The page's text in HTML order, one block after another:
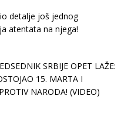
detalje još jednog
atentata na njega!
SRBIJE OPET LAŽE:
15. MARTA I
NARODA! (VIDEO)